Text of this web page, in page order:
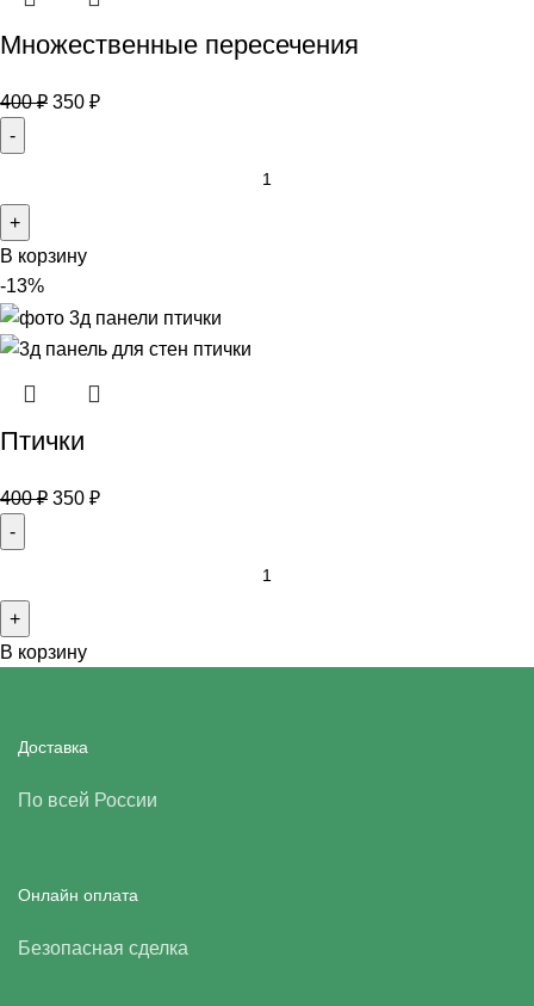
Множественные пересечения
400₽ 350 ₽
В корзину
-13%
Птички
400₽ 350 ₽
В корзину
Доставка
По всей России
Онлайн оплата
Безопасная сделка